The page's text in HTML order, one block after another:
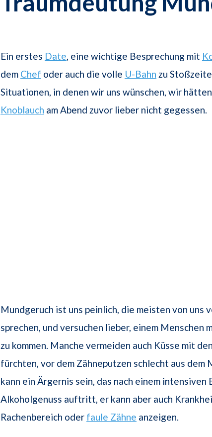
Ein erstes Date, eine wichtige Besprechung mit
dem Chef oder auch die volle U-Bahn zu
Situationen, in denen wir uns wünschen, wir
Knoblauch am Abend zuvor lieber nicht gegessen.
Mundgeruch ist uns peinlich, die meisten von uns
sprechen, und versuchen lieber, einem Menschen
zu kommen. Manche vermeiden auch Küsse mit
fürchten, vor dem Zähneputzen schlecht aus dem
kann ein Ärgernis sein, das nach einem intensiven
Alkoholgenuss auftritt, er kann aber auch
Rachenbereich oder faule Zähne anzeigen.